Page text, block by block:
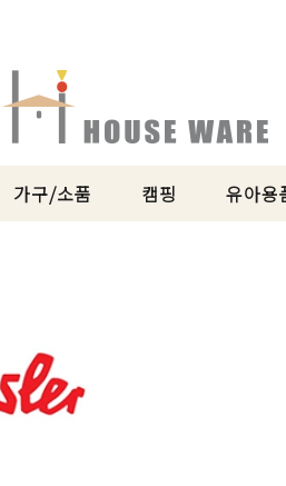
가구/소품 캠핑 유아용